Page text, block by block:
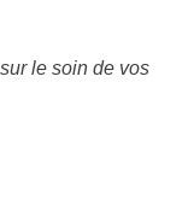
le soin de vos